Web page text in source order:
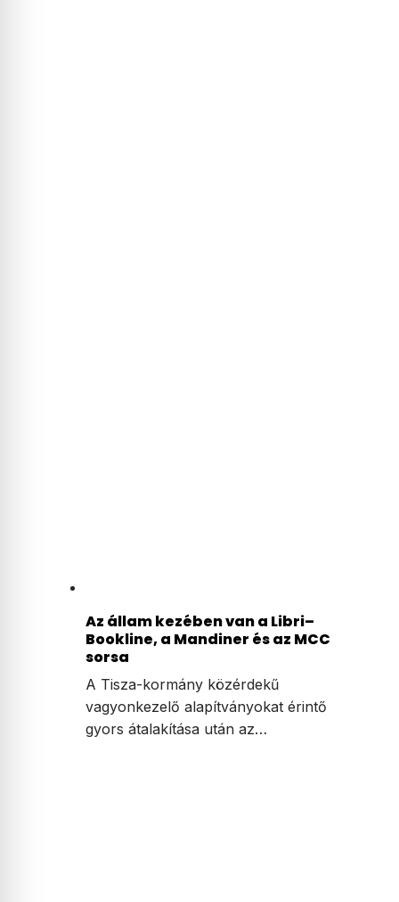
Az állam kezében van a Libri–
Bookline, a Mandiner és az MCC
sorsa
A Tisza-kormány közérdekű
vagyonkezelő alapítványokat érintő
gyors átalakítása után az…